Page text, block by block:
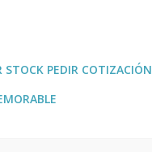
STOCK PEDIR COTIZACIÓN